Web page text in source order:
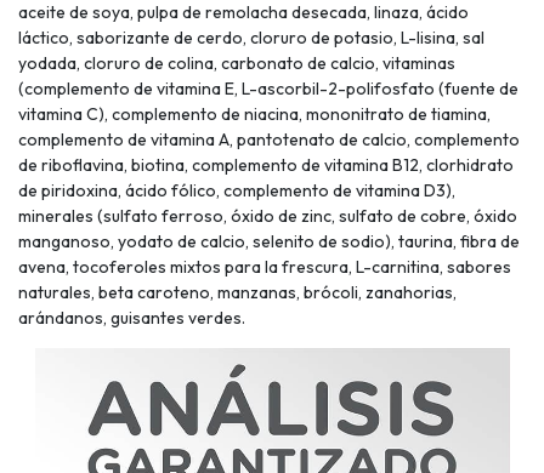
aceite de soya, pulpa de remolacha desecada, linaza, ácido
láctico, saborizante de cerdo, cloruro de potasio, L-lisina, sal
yodada, cloruro de colina, carbonato de calcio, vitaminas
(complemento de vitamina E, L-ascorbil-2-polifosfato (fuente de
vitamina C), complemento de niacina, mononitrato de tiamina,
complemento de vitamina A, pantotenato de calcio, complemento
de riboflavina, biotina, complemento de vitamina B12, clorhidrato
de piridoxina, ácido fólico, complemento de vitamina D3),
minerales (sulfato ferroso, óxido de zinc, sulfato de cobre, óxido
manganoso, yodato de calcio, selenito de sodio), taurina, fibra de
avena, tocoferoles mixtos para la frescura, L-carnitina, sabores
naturales, beta caroteno, manzanas, brócoli, zanahorias,
arándanos, guisantes verdes.